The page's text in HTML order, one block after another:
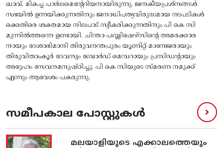
ഖാവ്, മികച്ച പാർലമെന്റേറിയനായിരുന്നു. ജനകീയപ്രശ്നങ്ങൾ
സഭയിൽ ഉന്നയിക്കുന്നതിനും ജനാധിപത്യവിരുദ്ധമായ നടപടികൾ
ക്കെതിരെ ശക്തമായ നിലപാട് സ്വീകരിക്കുന്നതിനും പി കെ സി
മുന്നിൽത്തന്നെ ഉണ്ടായി. ചിന്താ പബ്ലിഷേഴ്സിന്റെ അമരക്കാര
നായും ദേശാഭിമാനി തിരുവനന്തപുരം യൂണിറ്റ്‌ മാനേജരായും
തിരുവിതാംകൂർ ദേവസ്വം ബോർഡ് മെമ്പറായും പ്രസിഡന്റായും
അദ്ദേഹം സേവനമനുഷ്ഠിച്ചു. പി കെ സിയുടെ സ്മരണ നമുക്ക്
എന്നും ആവേശം പകരുന്നു.
സമീപകാല പോസ്റ്റുകൾ
മലയാളിയുടെ എക്കാലത്തെയും